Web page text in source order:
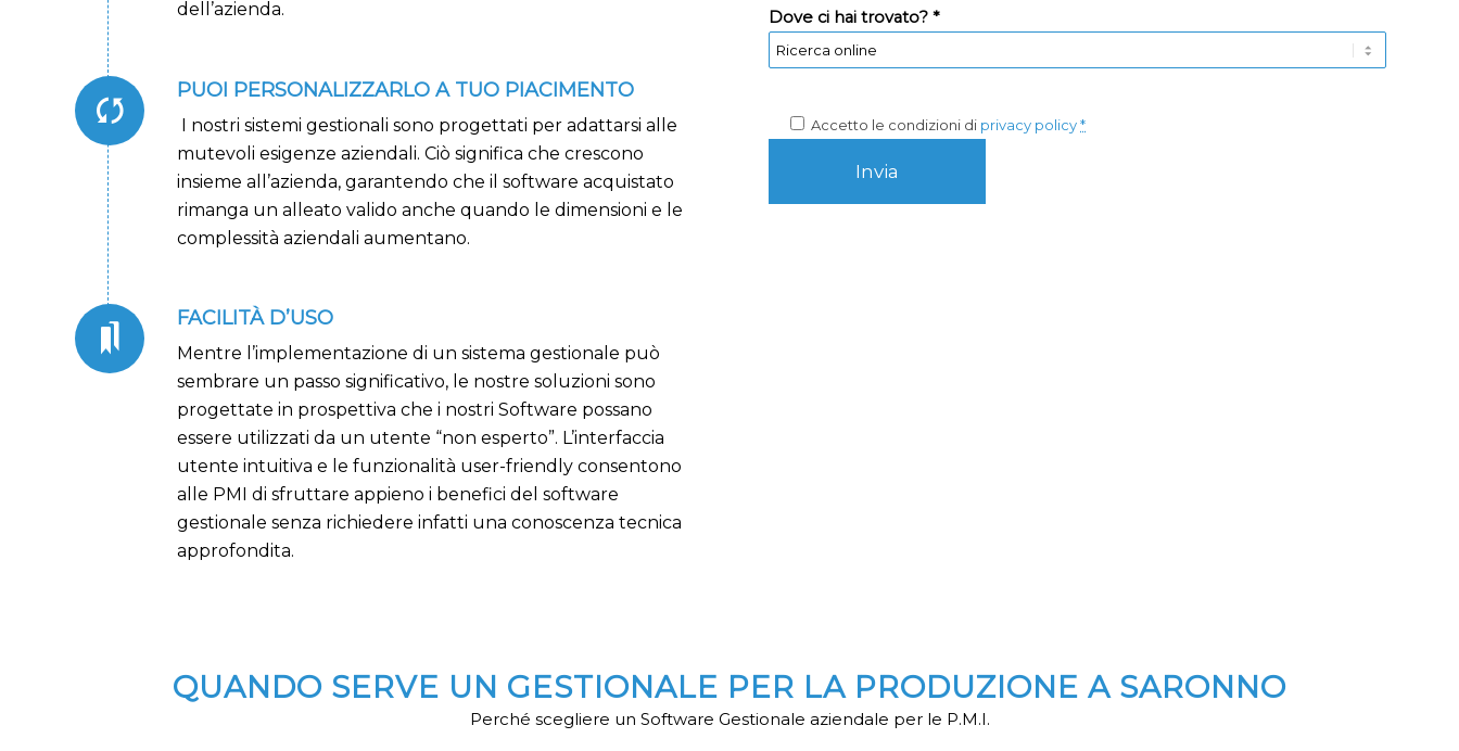
dell’azienda.
PUOI PERSONALIZZARLO A TUO PIACIMENTO
I nostri sistemi gestionali sono progettati per adattarsi alle
mutevoli esigenze aziendali. Ciò significa che crescono
insieme all’azienda, garantendo che il software acquistato
rimanga un alleato valido anche quando le dimensioni e le
complessità aziendali aumentano.
FACILITÀ D’USO
Mentre l’implementazione di un sistema gestionale può
sembrare un passo significativo, le nostre soluzioni sono
progettate in prospettiva che i nostri Software possano
essere utilizzati da un utente “non esperto”. L’interfaccia
utente intuitiva e le funzionalità user-friendly consentono
alle PMI di sfruttare appieno i benefici del software
gestionale senza richiedere infatti una conoscenza tecnica
approfondita.
Dove ci hai trovato? *
Accetto le condizioni di privacy policy *
QUANDO SERVE UN GESTIONALE PER LA PRODUZIONE A SARONNO
Perché scegliere un Software Gestionale aziendale per le P.M.I.